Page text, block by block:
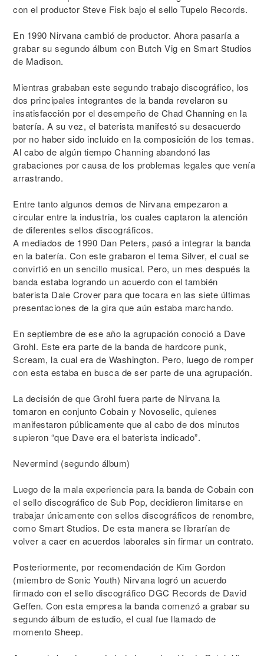
con el productor Steve Fisk bajo el sello Tupelo Records.
En 1990 Nirvana cambió de productor. Ahora pasaría a
grabar su segundo álbum con Butch Vig en Smart Studios
de Madison.
Mientras grababan este segundo trabajo discográfico, los
dos principales integrantes de la banda revelaron su
insatisfacción por el desempeño de Chad Channing en la
batería. A su vez, el baterista manifestó su desacuerdo
por no haber sido incluido en la composición de los temas.
Al cabo de algún tiempo Channing abandonó las
grabaciones por causa de los problemas legales que venía
arrastrando.
Entre tanto algunos demos de Nirvana empezaron a
circular entre la industria, los cuales captaron la atención
de diferentes sellos discográficos.
A mediados de 1990 Dan Peters, pasó a integrar la banda
en la batería. Con este grabaron el tema Silver, el cual se
convirtió en un sencillo musical. Pero, un mes después la
banda estaba logrando un acuerdo con el también
baterista Dale Crover para que tocara en las siete últimas
presentaciones de la gira que aún estaba marchando.
En septiembre de ese año la agrupación conoció a Dave
Grohl. Este era parte de la banda de hardcore punk,
Scream, la cual era de Washington. Pero, luego de romper
con esta estaba en busca de ser parte de una agrupación.
La decisión de que Grohl fuera parte de Nirvana la
tomaron en conjunto Cobain y Novoselic, quienes
manifestaron públicamente que al cabo de dos minutos
supieron “que Dave era el baterista indicado”.
Nevermind (segundo álbum)
Luego de la mala experiencia para la banda de Cobain con
el sello discográfico de Sub Pop, decidieron limitarse en
trabajar únicamente con sellos discográficos de renombre,
como Smart Studios. De esta manera se librarían de
volver a caer en acuerdos laborales sin firmar un contrato.
Posteriormente, por recomendación de Kim Gordon
(miembro de Sonic Youth) Nirvana logró un acuerdo
firmado con el sello discográfico DGC Records de David
Geffen. Con esta empresa la banda comenzó a grabar su
segundo álbum de estudio, el cual fue llamado de
momento Sheep.